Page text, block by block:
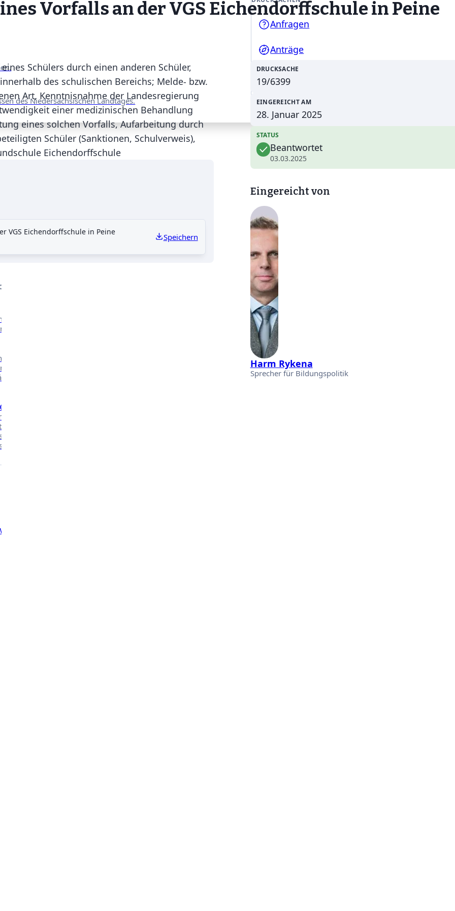
des Niedersächsischen Landtages.
Anfragen
Anträge
Gesetzentwürfe
ARBEIT
in
über
den
des
Vorfalls an der VGS Eichendorffschule in Peine
Schülers durch einen anderen Schüler,
des schulischen Bereichs; Melde- bzw.
Art, Kenntnisnahme der Landesregierung
einer medizinischen Behandlung
eines solchen Vorfalls, Aufarbeitung durch
Schüler (Sanktionen, Schulverweis),
Eichendorffschule
VGS Eichendorffschule in Peine
Speichern
DRUCKSACHE
19/6399
EINGEREICHT AM
28. Januar 2025
STATUS
Beantwortet
03.03.2025
Eingereicht von
Harm Rykena
Sprecher für Bildungspolitik